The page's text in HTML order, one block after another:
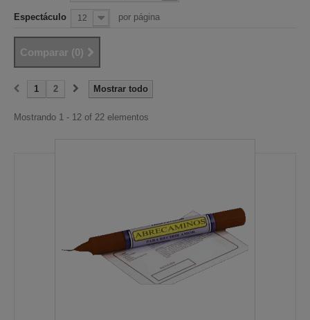
Espectáculo 12 por página
Comparar (0)
Mostrar todo
1 2
Mostrando 1 - 12 of 22 elementos